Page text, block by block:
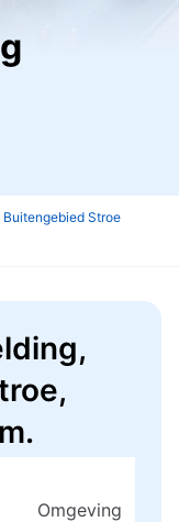
Buitengebied Stroe
Omgeving